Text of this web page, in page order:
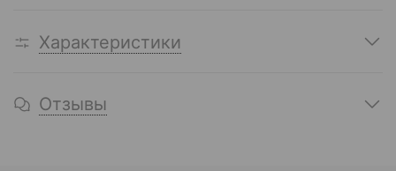
Характеристики
Отзывы